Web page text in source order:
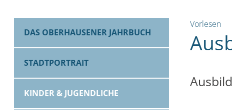
DAS OBERHAUSENER JAHRBUCH
STADTPORTRAIT
KINDER & JUGENDLICHE
Vorlesen